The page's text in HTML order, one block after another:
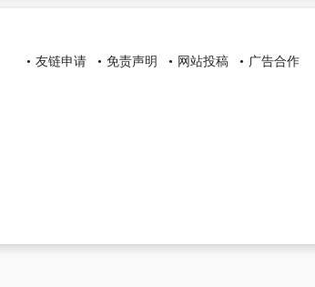
友链申请 免责声明 网站投稿 广告合作